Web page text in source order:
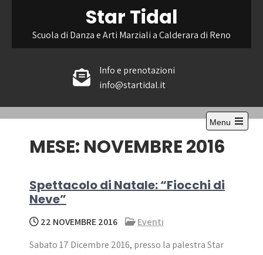
Star Tidal
Scuola di Danza e Arti Marziali a Calderara di Reno
Info e prenotazioni
info@startidal.it
Menu
Open
MESE: NOVEMBRE 2016
Spettacolo di Natale: “Fiocchi di
Neve”
22 NOVEMBRE 2016
Eventi
Sabato 17 Dicembre 2016, presso la palestra Star